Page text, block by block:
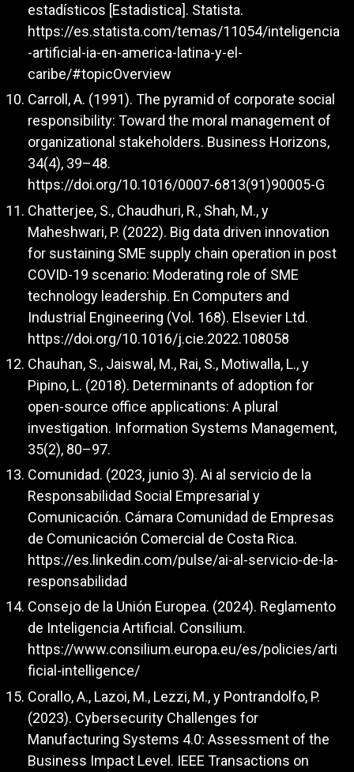
estadísticos [Estadistica]. Statista.
https://es.statista.com/temas/11054/inteligencia
-artificial-ia-en-america-latina-y-el-
caribe/#topicOverview
Carroll, A. (1991). The pyramid of corporate social
responsibility: Toward the moral management of
organizational stakeholders. Business Horizons,
34(4), 39–48.
https://doi.org/10.1016/0007-6813(91)90005-G
Chatterjee, S., Chaudhuri, R., Shah, M., y
Maheshwari, P. (2022). Big data driven innovation
for sustaining SME supply chain operation in post
COVID-19 scenario: Moderating role of SME
technology leadership. En Computers and
Industrial Engineering (Vol. 168). Elsevier Ltd.
https://doi.org/10.1016/j.cie.2022.108058
Chauhan, S., Jaiswal, M., Rai, S., Motiwalla, L., y
Pipino, L. (2018). Determinants of adoption for
open-source office applications: A plural
investigation. Information Systems Management,
35(2), 80–97.
Comunidad. (2023, junio 3). Ai al servicio de la
Responsabilidad Social Empresarial y
Comunicación. Cámara Comunidad de Empresas
de Comunicación Comercial de Costa Rica.
https://es.linkedin.com/pulse/ai-al-servicio-de-la-
responsabilidad
Consejo de la Unión Europea. (2024). Reglamento
de Inteligencia Artificial. Consilium.
https://www.consilium.europa.eu/es/policies/arti
ficial-intelligence/
Corallo, A., Lazoi, M., Lezzi, M., y Pontrandolfo, P.
(2023). Cybersecurity Challenges for
Manufacturing Systems 4.0: Assessment of the
Business Impact Level. IEEE Transactions on